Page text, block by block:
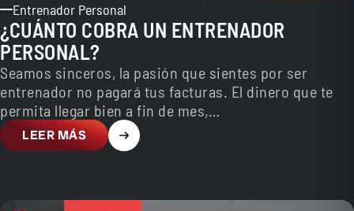
Entrenador Personal
¿CUÁNTO COBRA UN ENTRENADOR
PERSONAL?
Seamos sinceros, la pasión que sientes por ser
entrenador no pagará tus facturas. El dinero que te
permita llegar bien a fin de mes,…
LEER MÁS